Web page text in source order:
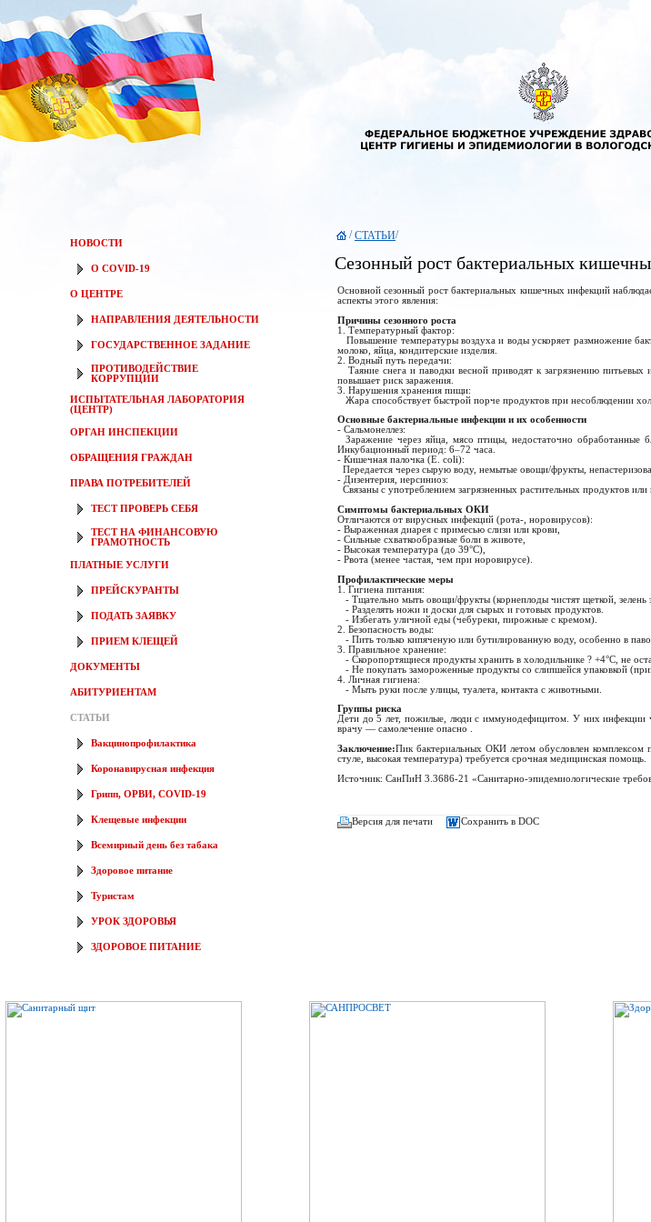
НОВОСТИ
О COVID-19
О ЦЕНТРЕ
НАПРАВЛЕНИЯ ДЕЯТЕЛЬНОСТИ
ГОСУДАРСТВЕННОЕ ЗАДАНИЕ
ПРОТИВОДЕЙСТВИЕ
КОРРУПЦИИ
ИСПЫТАТЕЛЬНАЯ ЛАБОРАТОРИЯ
(ЦЕНТР)
ОРГАН ИНСПЕКЦИИ
ОБРАЩЕНИЯ ГРАЖДАН
ПРАВА ПОТРЕБИТЕЛЕЙ
ТЕСТ ПРОВЕРЬ СЕБЯ
ТЕСТ НА ФИНАНСОВУЮ
ГРАМОТНОСТЬ
ПЛАТНЫЕ УСЛУГИ
ПРЕЙСКУРАНТЫ
ПОДАТЬ ЗАЯВКУ
ПРИЕМ КЛЕЩЕЙ
ДОКУМЕНТЫ
АБИТУРИЕНТАМ
СТАТЬИ
Вакцинопрофилактика
Коронавирусная инфекция
Грипп, ОРВИ, COVID-19
Клещевые инфекции
Всемирный день без табака
Здоровое питание
Туристам
УРОК ЗДОРОВЬЯ
ЗДОРОВОЕ ПИТАНИЕ
/СТАТЬИ/
Cезонный рост бактериальных
Основной сезонный рост бактериальных кишечных инфекций
аспекты этого явления:
Причины сезонного роста
1. Температурный фактор:
Повышение температуры воздуха и воды ускоряет размножение
молоко, яйца, кондитерские изделия.
2. Водный путь передачи:
Таяние снега и паводки весной приводят к загрязнению
повышает риск заражения.
3. Нарушения хранения пищи:
Жара способствует быстрой порче продуктов при несоблюдении
Основные бактериальные инфекции и их особенности
- Сальмонеллез:
Заражение через яйца, мясо птицы, недостаточно обработанные
Инкубационный период: 6–72 часа.
- Кишечная палочка (E. coli):
Передается через сырую воду, немытые овощи/фрукты,
- Дизентерия, иерсиниоз:
Связаны с употреблением загрязненных растительных продуктов или
Симптомы бактериальных ОКИ
Отличаются от вирусных инфекций (рота-, норовирусов):
- Выраженная диарея с примесью слизи или крови,
- Сильные схваткообразные боли в животе,
- Высокая температура (до 39°C),
- Рвота (менее частая, чем при норовирусе).
Профилактические меры
1. Гигиена питания:
- Тщательно мыть овощи/фрукты (корнеплоды чистят щеткой, зелень
- Разделять ножи и доски для сырых и готовых продуктов.
- Избегать уличной еды (чебуреки, пирожные с кремом).
2. Безопасность воды:
- Пить только кипяченую или бутилированную воду, особенно в
3. Правильное хранение:
- Скоропортящиеся продукты хранить в холодильнике ? +4°C, не
- Не покупать замороженные продукты со слипшейся упаковкой
4. Личная гигиена:
- Мыть руки после улицы, туалета, контакта с животными.
Группы риска
Дети до 5 лет, пожилые, люди с иммунодефицитом. У них инфекции
врачу — самолечение опасно .
Заключение:Пик бактериальных ОКИ летом обусловлен
стуле, высокая температура) требуется срочная медицинская помощь.
Источник: СанПиН 3.3686-21 «Санитарно-эпидемиологические
Версия для печати Сохранить в DOC